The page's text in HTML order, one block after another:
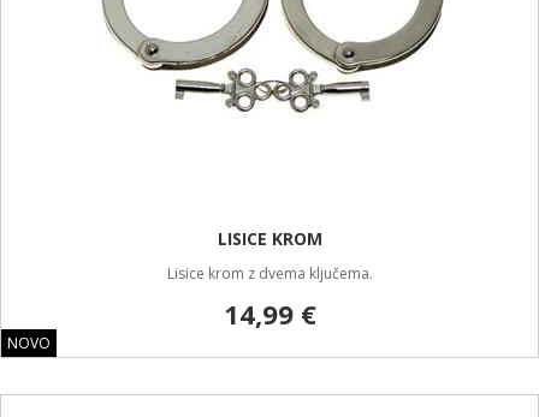
NOVO
LISICE KROM
Lisice krom z dvema ključema.
14,99 €